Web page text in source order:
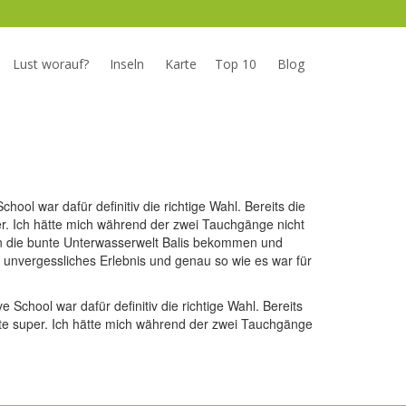
Lust worauf? Inseln Karte Top 10 Blog
war dafür definitiv die richtige Wahl. Bereits die
Ich hätte mich während der zwei Tauchgänge nicht
bunte Unterwasserwelt Balis bekommen und
Erlebnis und genau so wie es war für
School war dafür definitiv die richtige Wahl. Bereits
super. Ich hätte mich während der zwei Tauchgänge